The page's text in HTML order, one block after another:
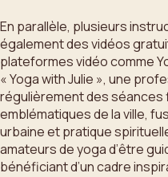
En parallèle, plusieurs
également des vidéos
plateformes vidéo comme
« Yoga with Julie », une
régulièrement des séances
emblématiques de la ville,
urbaine et pratique
amateurs de yoga d’être
bénéficiant d’un cadre